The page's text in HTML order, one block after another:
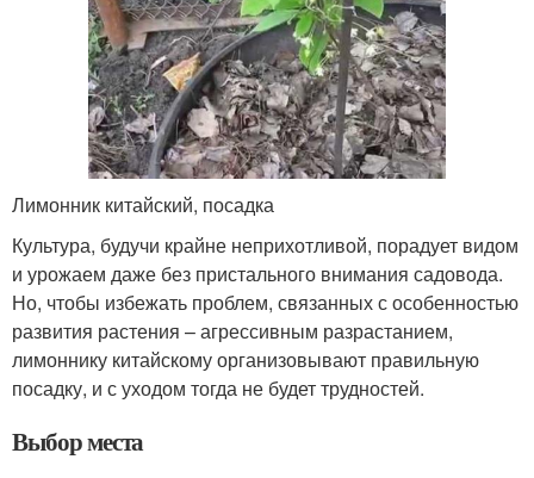
Лимонник китайский, посадка
Культура, будучи крайне неприхотливой, порадует видом
и урожаем даже без пристального внимания садовода.
Но, чтобы избежать проблем, связанных с особенностью
развития растения – агрессивным разрастанием,
лимоннику китайскому организовывают правильную
посадку, и с уходом тогда не будет трудностей.
Выбор места